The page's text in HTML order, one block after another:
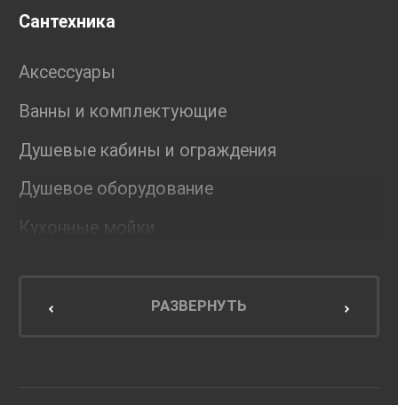
Сантехника
Аксессуары
Ванны и комплектующие
Душевые кабины и ограждения
Душевое оборудование
Кухонные мойки
Мебель для кухниРАЗВЕРНУТЬ